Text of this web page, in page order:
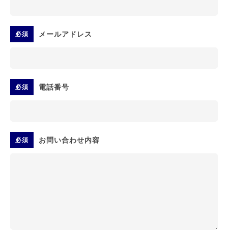
必須 メールアドレス
必須 電話番号
必須 お問い合わせ内容